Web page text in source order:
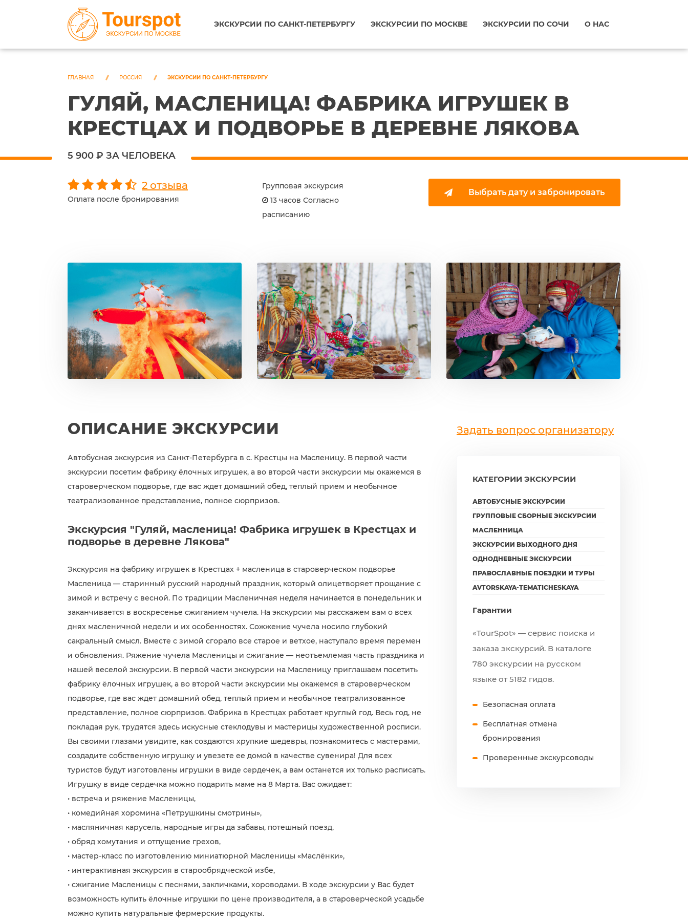
ЭКСКУРСИИ ПО САНКТ-ПЕТЕРБУРГУ ЭКСКУРСИИ ПО МОСКВЕ ЭКСКУРСИИ ПО СОЧИ О НАС
ГЛАВНАЯ РОССИЯ ЭКСКУРСИИ ПО САНКТ-ПЕТЕРБУРГУ
ГУЛЯЙ, МАСЛЕНИЦА! ФАБРИКА ИГРУШЕК В
КРЕСТЦАХ И ПОДВОРЬЕ В ДЕРЕВНЕ ЛЯКОВА
5 900 ₽ ЗА ЧЕЛОВЕКА
2 отзыва
Оплата после бронирования
Групповая экскурсия
13 часов Согласно
расписанию
Выбрать дату и забронировать
ОПИСАНИЕ ЭКСКУРСИИ
Автобусная экскурсия из Санкт-Петербурга в с. Крестцы на Масленицу. В первой части
экскурсии посетим фабрику ёлочных игрушек, а во второй части экскурсии мы окажемся в
староверческом подворье, где вас ждет домашний обед, теплый прием и необычное
театрализованное представление, полное сюрпризов.
Экскурсия "Гуляй, масленица! Фабрика игрушек в Крестцах и
подворье в деревне Лякова"
Экскурсия на фабрику игрушек в Крестцах + масленица в староверческом подворье
Масленица — старинный русский народный праздник, который олицетворяет прощание с
зимой и встречу с весной. По традиции Масленичная неделя начинается в понедельник и
заканчивается в воскресенье сжиганием чучела. На экскурсии мы расскажем вам о всех
днях масленичной недели и их особенностях. Сожжение чучела носило глубокий
сакральный смысл. Вместе с зимой сгорало все старое и ветхое, наступало время перемен
и обновления. Ряжение чучела Масленицы и сжигание — неотъемлемая часть праздника и
нашей веселой экскурсии. В первой части экскурсии на Масленицу приглашаем посетить
фабрику ёлочных игрушек, а во второй части экскурсии мы окажемся в староверческом
подворье, где вас ждет домашний обед, теплый прием и необычное театрализованное
представление, полное сюрпризов. Фабрика в Крестцах работает круглый год. Весь год, не
покладая рук, трудятся здесь искусные стеклодувы и мастерицы художественной росписи.
Вы своими глазами увидите, как создаются хрупкие шедевры, познакомитесь с мастерами,
создадите собственную игрушку и увезете ее домой в качестве сувенира! Для всех
туристов будут изготовлены игрушки в виде сердечек, а вам останется их только расписать.
Игрушку в виде сердечка можно подарить маме на 8 Марта. Вас ожидает:
• встреча и ряжение Масленицы,
• комедийная хоромина «Петрушкины смотрины»,
• масляничная карусель, народные игры да забавы, потешный поезд,
• обряд хомутания и отпущение грехов,
• мастер-класс по изготовлению миниатюрной Масленицы «Маслёнки»,
• интерактивная экскурсия в старообрядческой избе,
• сжигание Масленицы с песнями, закличками, хороводами. В ходе экскурсии у Вас будет
возможность купить ёлочные игрушки по цене производителя, а в староверческой усадьбе
можно купить натуральные фермерские продукты.
Задать вопрос организатору
КАТЕГОРИИ ЭКСКУРСИИ
АВТОБУСНЫЕ ЭКСКУРСИИ
ГРУППОВЫЕ СБОРНЫЕ ЭКСКУРСИИ
МАСЛЕННИЦА
ЭКСКУРСИИ ВЫХОДНОГО ДНЯ
ОДНОДНЕВНЫЕ ЭКСКУРСИИ
ПРАВОСЛАВНЫЕ ПОЕЗДКИ И ТУРЫ
AVTORSKAYA-TEMATICHESKAYA
Гарантии
«TourSpot» — сервис поиска и
заказа экскурсий. В каталоге
780 экскурсии на русском
языке от 5182 гидов.
Безопасная оплата
Бесплатная отмена
бронирования
Проверенные экскурсоводы